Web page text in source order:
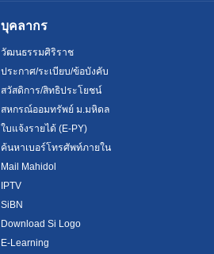
บุคลากร
วัฒนธรรมศิริราช
ประกาศ/ระเบียบ/ข้อบังคับ
สวัสดิการ/สิทธิประโยชน์
สหกรณ์ออมทรัพย์ ม.มหิดล
ใบแจ้งรายได้ (E-PY)
ค้นหาเบอร์โทรศัพท์ภายใน
Mail Mahidol
IPTV
SiBN
Download Si Logo
E-Learning